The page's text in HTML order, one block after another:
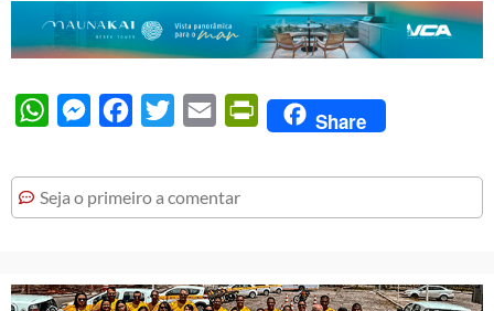
WhatsAppMessengerFacebook
Twitter Email PrintFriendly
Share
Seja o primeiro a comentar